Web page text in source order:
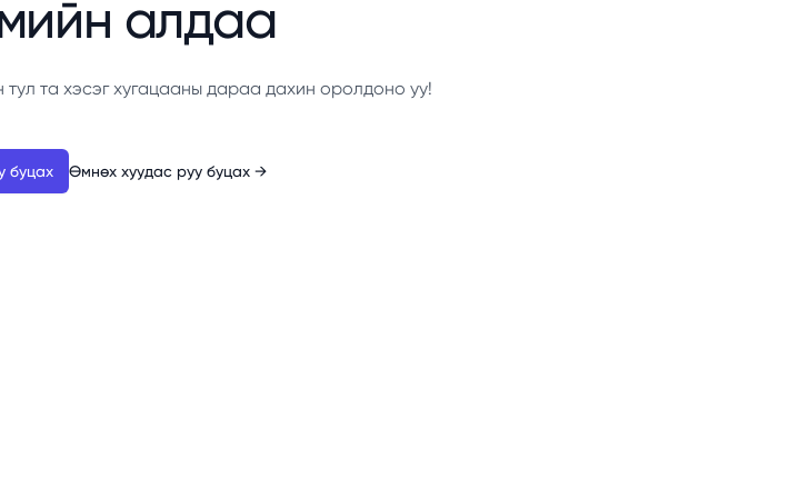
алдаа
та хэсэг хугацааны дараа дахин оролдоно уу!
буцах Өмнөх хуудас руу буцах →